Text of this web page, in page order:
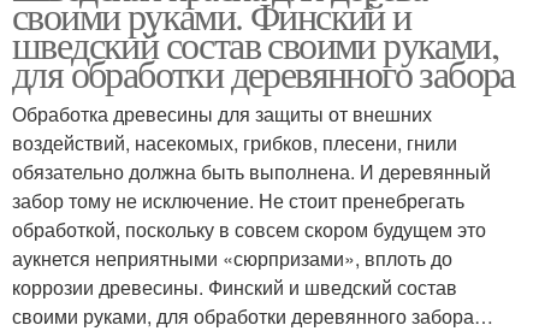
Древесины от финского
производителя
Скандинавская краска
Краска по
скандинавским
рецептам
Краска для наружных
работ
своими руками. Финский и
шведский состав своими руками,
для обработки деревянного забора
Обработка древесины для защиты от внешних
воздействий, насекомых, грибков, плесени, гнили
обязательно должна быть выполнена. И деревянный
забор тому не исключение. Не стоит пренебрегать
обработкой, поскольку в совсем скором будущем это
аукнется неприятными «сюрпризами», вплоть до
коррозии древесины. Финский и шведский состав
своими руками, для обработки деревянного забора…